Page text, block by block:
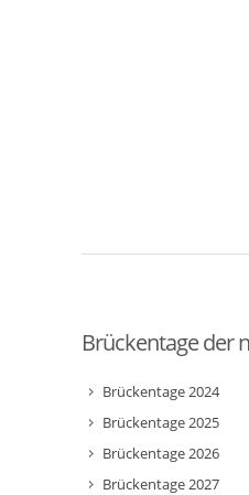
Brückentage der
Brückentage 2024
Brückentage 2025
Brückentage 2026
Brückentage 2027